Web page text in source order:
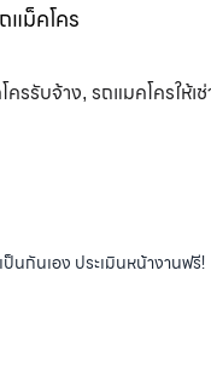
แม็คโคร
ครรับจ้าง, รถแมคโครให้เช่
นกันเอง ประเมินหน้างานฟรี!